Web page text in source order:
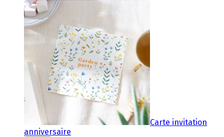
Carte invitation
anniversaire